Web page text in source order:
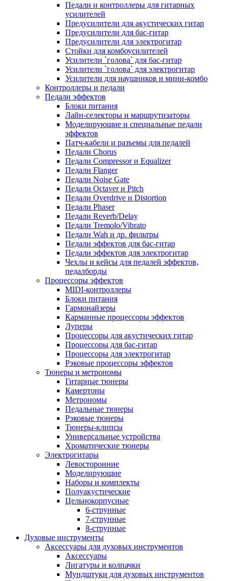
Педали и контроллеры для гитарных
усилителей
Предусилители для акустических гитар
Предусилители для бас-гитар
Предусилители для электрогитар
Стойки для комбоусилителей
Усилители `голова` для бас-гитар
Усилители `голова` для электрогитар
Усилители для наушников и мини-комбо
Контроллеры и педали
Педали эффектов
Блоки питания
Лайн-селекторы и маршрутизаторы
Моделирующие и специальные педали
эффектов
Патч-кабели и разъемы для педалей
Педали Chorus
Педали Compressor и Equalizer
Педали Flanger
Педали Noise Gate
Педали Octaver и Pitch
Педали Overdrive и Distortion
Педали Phaser
Педали Reverb/Delay
Педали Tremolo/Vibrato
Педали Wah и др. фильтры
Педали эффектов для бас-гитар
Педали эффектов для электрогитар
Чехлы и кейсы для педалей эффектов,
педалборды
Процессоры эффектов
MIDI-контроллеры
Блоки питания
Гармонайзеры
Карманные процессоры эффектов
Луперы
Процессоры для акустических гитар
Процессоры для бас-гитар
Процессоры для электрогитар
Рэковые процессоры эффектов
Тюнеры и метрономы
Гитарные тюнеры
Камертоны
Метрономы
Педальные тюнеры
Рэковые тюнеры
Тюнеры-клипсы
Универсальные устройства
Хроматические тюнеры
Электрогитары
Левосторонние
Моделирующие
Наборы и комплекты
Полуакустические
Цельнокорпусные
6-струнные
7-струнные
8-струнные
Духовые инструменты
Аксессуары для духовых инструментов
Аксессуары
Лигатуры и колпачки
Мундштуки для духовых инструментов